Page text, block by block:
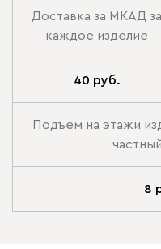
Доставка за МКАД за
каждое изделие
40 руб.
Подъем на этажи
8